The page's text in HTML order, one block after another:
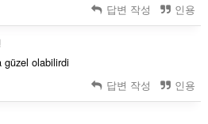
답변 작성 인용
güzel olabilirdi
답변 작성 인용